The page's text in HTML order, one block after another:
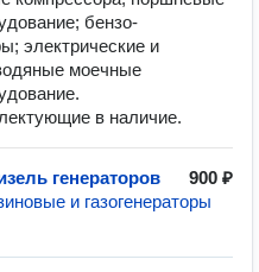
бензо-
электрические и
моечные
в наличие.
генераторов
900 ₽
и газогенераторы